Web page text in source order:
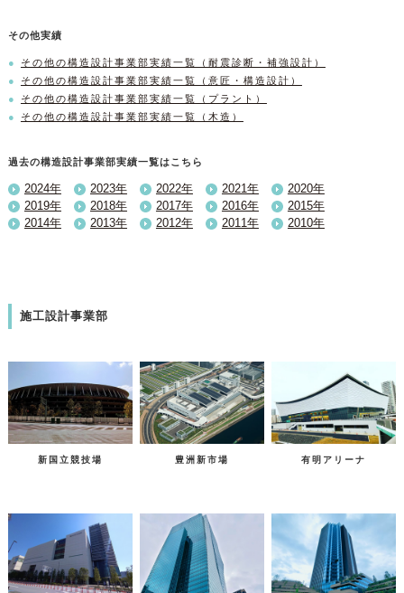
その他実績
その他の構造設計事業部実績一覧（耐震診断・補強設計）
その他の構造設計事業部実績一覧（意匠・構造設計）
その他の構造設計事業部実績一覧（プラント）
その他の構造設計事業部実績一覧（木造）
過去の構造設計事業部実績一覧はこちら
2024年 2023年 2022年 2021年
2020年
2019年
2018年 2017年 2016年
2015年
2014年
2013年 2012年 2011年 2010年
施工設計事業部
新国立競技場 豊洲新市場 有明アリーナ